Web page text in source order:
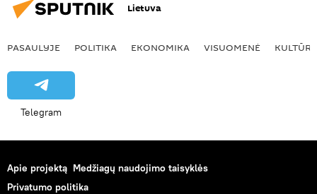
Lietuva
PASAULYJE POLITIKA EKONOMIKA VISUOMENĖ KULTŪRA
Telegram
Apie projektą Medžiagų naudojimo taisyklės
Privatumo politika